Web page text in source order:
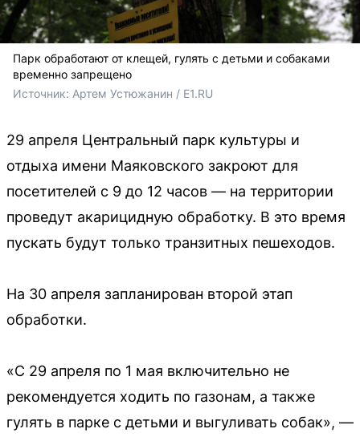
Парк обработают от клещей, гулять с детьми и собаками
временно запрещено
Источник: Артем Устюжанин / E1.RU
29 апреля Центральный парк культуры и
отдыха имени Маяковского закроют для
посетителей с 9 до 12 часов — на территории
проведут акарицидную обработку. В это время
пускать будут только транзитных пешеходов.
На 30 апреля запланирован второй этап
обработки.
«С 29 апреля по 1 мая включительно не
рекомендуется ходить по газонам, а также
гулять в парке с детьми и выгуливать собак», —